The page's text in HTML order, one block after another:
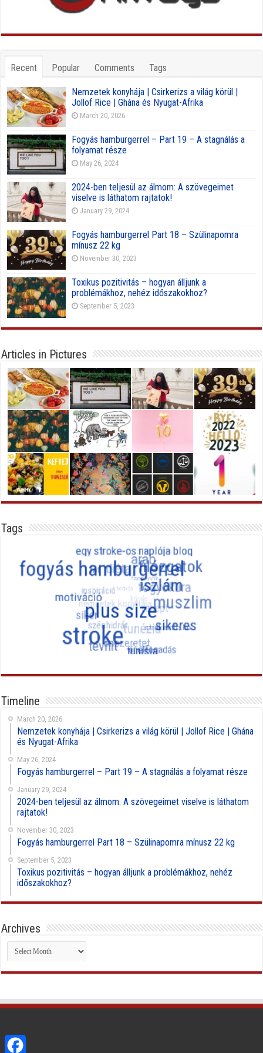
Recent Popular Comments Tags
Nemzetek konyhája | Csirkerizs a világ körül |
Jollof Rice | Ghána és Nyugat-Afrika
March 20, 2026
Fogyás hamburgerrel – Part 19 – A stagnálás a
folyamat része
May 26, 2024
2024-ben teljesül az álmom: A szövegeimet
viselve is láthatom rajtatok!
January 29, 2024
Fogyás hamburgerrel Part 18 – Szülinapomra
mínusz 22 kg
November 30, 2023
Toxikus pozitivitás – hogyan álljunk a
problémákhoz, nehéz időszakokhoz?
September 5, 2023
Articles in Pictures
Tags
Timeline
March 20, 2026
Nemzetek konyhája | Csirkerizs a világ körül | Jollof Rice | Ghána
és Nyugat-Afrika
May 26, 2024
Fogyás hamburgerrel – Part 19 – A stagnálás a folyamat része
January 29, 2024
2024-ben teljesül az álmom: A szövegeimet viselve is láthatom
rajtatok!
November 30, 2023
Fogyás hamburgerrel Part 18 – Szülinapomra mínusz 22 kg
September 5, 2023
Toxikus pozitivitás – hogyan álljunk a problémákhoz, nehéz
időszakokhoz?
Archives
Archives